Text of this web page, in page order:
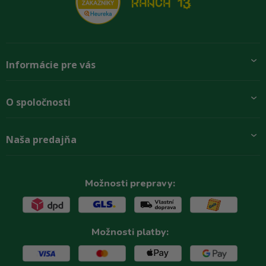
Informácie pre vás
Preprava a platba
Rady zákazníkom
O spoločnosti
O firme
Naša predajňa
Možnosti prepravy:
Možnosti platby: